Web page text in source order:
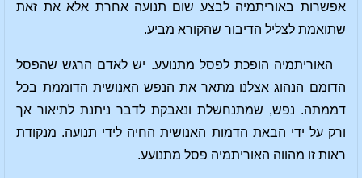
אפשרות באוריתמיה לבצע שום תנועה אחרת אלא את זאת
שתואמת לצליל הדיבור שהקורא מביע.
האוריתמיה הופכת לפסל מתנועע. יש לאדם הרגש שהפסל
הדומם הנהוג אצלנו מתאר את הנפש האנושית הדוממת בכל
דממתה. נפש, שמתנחשלת ונאבקת לדבר ניתנת לתיאור אך
ורק על ידי הבאת הדמות האנושית החיה לידי תנועה. מנקודת
ראות זו מהווה האוריתמיה פסל מתנועע.